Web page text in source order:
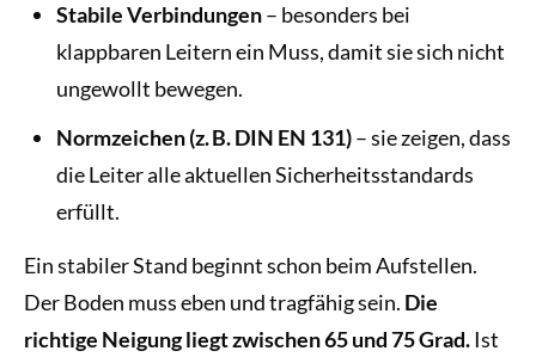
Stabile Verbindungen– besonders bei
klappbaren Leitern ein Muss, damit sie sich nicht
ungewollt bewegen.
Normzeichen (z. B. DIN EN 131)– sie zeigen, dass
die Leiter alle aktuellen Sicherheitsstandards
erfüllt.
Ein stabiler Stand beginnt schon beim Aufstellen.
Der Boden muss eben und tragfähig sein. Die
richtige Neigung liegt zwischen 65 und 75 Grad.Ist